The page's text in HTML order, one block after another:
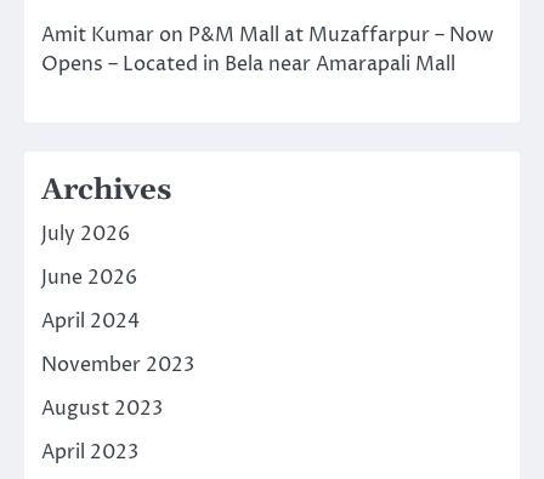
Amit Kumar on P&M Mall at Muzaffarpur – Now
Opens – Located in Bela near Amarapali Mall
Archives
July 2026
June 2026
April 2024
November 2023
August 2023
April 2023